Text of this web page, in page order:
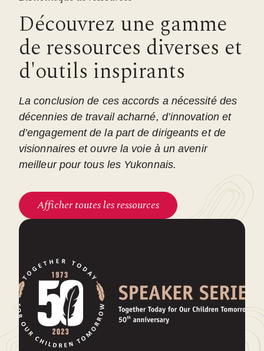
Découvrez une gamme
de ressources diverses et
d'outils inspirants
La conclusion de ces accords a nécessité des
décennies de travail acharné, d’innovation et
d’engagement de la part de dirigeants et de
visionnaires et ouvre la voie à un avenir
meilleur pour tous les Yukonnais.
Afficher toutes les ressources